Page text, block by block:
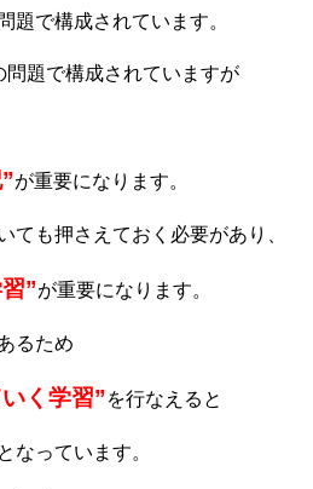
題で構成されています。
題で構成されていますが
が重要になります。
ても押さえておく必要があり、
”が重要になります。
るため
く学習”を行なえると
なっています。